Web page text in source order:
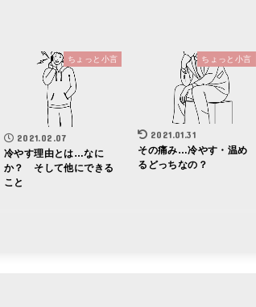
ちょっと小言
2021.02.07
冷やす理由とは…なに
か？ そして他にできる
こと
ちょっと小言
2021.01.31
その痛み…冷やす・温め
るどっちなの？